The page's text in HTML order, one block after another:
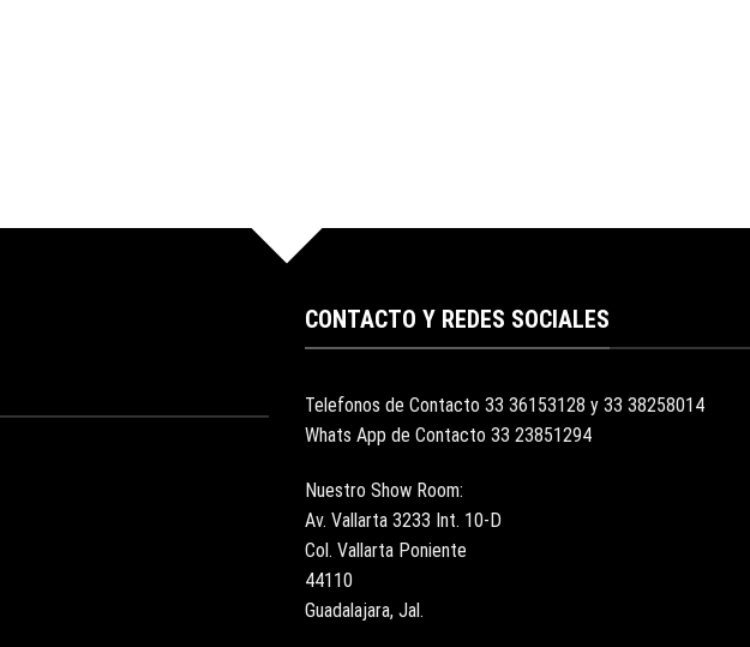
CONTACTO Y REDES SOCIALES
Telefonos de Contacto 33 36153128 y 33 38258014
Whats App de Contacto 33 23851294
Nuestro Show Room:
Av. Vallarta 3233 Int. 10-D
Col. Vallarta Poniente
44110
Guadalajara, Jal.